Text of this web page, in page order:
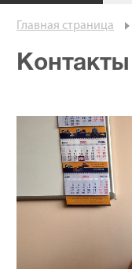
Главная страница
Контакты